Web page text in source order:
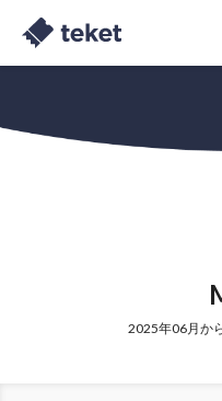
2025年06月か